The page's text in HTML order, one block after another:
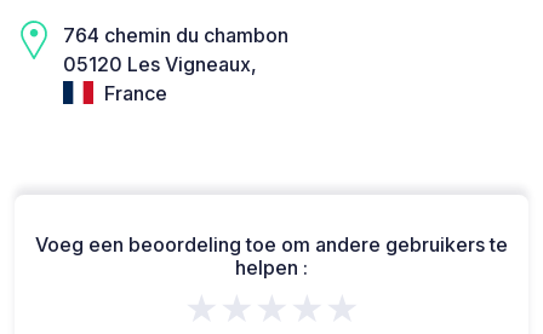
764 chemin du chambon
05120 Les Vigneaux,
France
Voeg een beoordeling toe om andere gebruikers te
helpen :
★★★★★